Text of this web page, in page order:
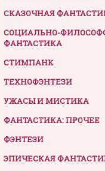
СКАЗОЧНАЯ
СОЦИАЛЬНО-
ФАНТАСТИКА
СТИМПАНК
ТЕХНОФЭНТЕЗИ
УЖАСЫ И МИСТИКА
ФАНТАСТИКА: ПРОЧЕЕ
ФЭНТЕЗИ
ЭПИЧЕСКАЯ